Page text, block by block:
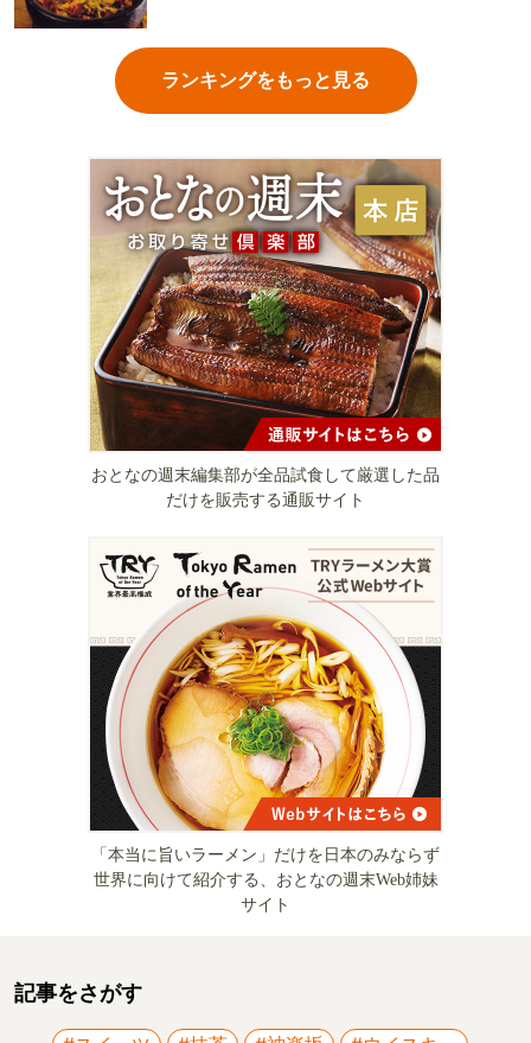
ランキングをもっと見る
おとなの週末編集部が全品試食して厳選した品
だけを販売する通販サイト
「本当に旨いラーメン」だけを日本のみならず
世界に向けて紹介する、おとなの週末Web姉妹
サイト
記事をさがす